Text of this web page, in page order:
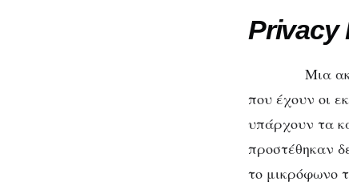
Privacy
Μια
που έχουν οι
υπάρχουν τα
προστέθηκαν
το μικρόφωνο